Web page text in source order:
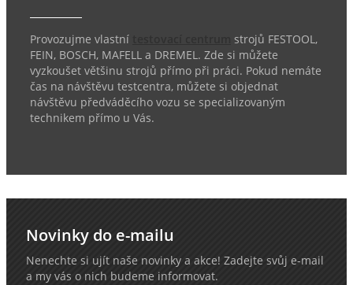
Provozujme vlastní
strojů FESTOOL,
FEIN, BOSCH, MAFELL a DREMEL. Zde si můžete
vyzkoušet většinu strojů přímo při práci. Pokud nemáte
čas na návštěvu testcentra, můžete si objednat
návštěvu předváděcího vozu se specializovaným
technikem přímo u Vás.
Novinky do e-mailu
Nenechte si ujít naše novinky a akce! Zadejte svůj e-mail
a my vás o nich budeme informovat.